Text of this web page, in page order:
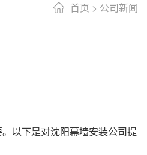
首页 > 公司新闻
以下是对沈阳幕墙安装公司提